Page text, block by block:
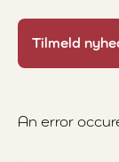
Tilmeld
An error